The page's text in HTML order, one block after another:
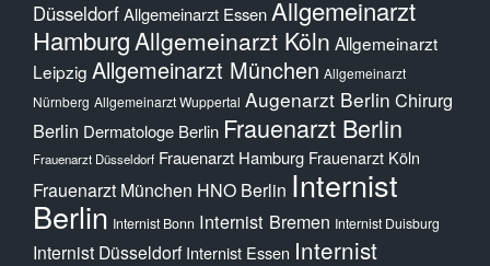
DüsseldorfAllgemeinarzt Essen Allgemeinarzt
HamburgAllgemeinarzt Köln Allgemeinarzt
Leipzig Allgemeinarzt München Allgemeinarzt
Nürnberg Allgemeinarzt Wuppertal Augenarzt Berlin Chirurg
Berlin Dermatologe Berlin Frauenarzt Berlin
Frauenarzt Düsseldorf Frauenarzt Hamburg Frauenarzt Köln
Frauenarzt München HNO Berlin Internist
Berlin Internist Bonn Internist Bremen Internist Duisburg
Internist Düsseldorf Internist Essen Internist